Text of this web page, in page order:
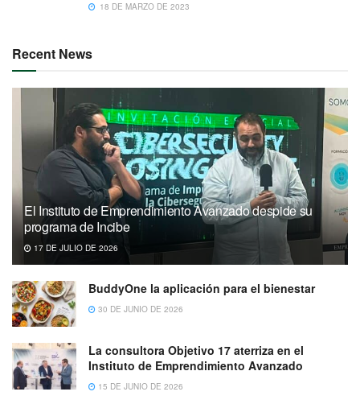
18 DE MARZO DE 2023
Recent News
El Instituto de Emprendimiento Avanzado despide su
programa de Incibe
17 DE JULIO DE 2026
BuddyOne la aplicación para el bienestar
30 DE JUNIO DE 2026
La consultora Objetivo 17 aterriza en el
Instituto de Emprendimiento Avanzado
15 DE JUNIO DE 2026